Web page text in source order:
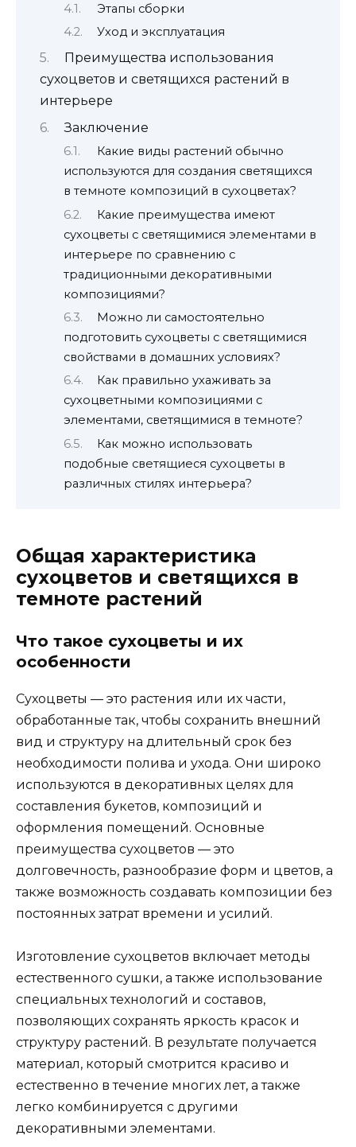
Этапы сборки
Уход и эксплуатация
Преимущества использования
сухоцветов и светящихся растений в
интерьере
Заключение
Какие виды растений обычно
используются для создания светящихся
в темноте композиций в сухоцветах?
Какие преимущества имеют
сухоцветы с светящимися элементами в
интерьере по сравнению с
традиционными декоративными
композициями?
Можно ли самостоятельно
подготовить сухоцветы с светящимися
свойствами в домашних условиях?
Как правильно ухаживать за
сухоцветными композициями с
элементами, светящимися в темноте?
Как можно использовать
подобные светящиеся сухоцветы в
различных стилях интерьера?
Общая характеристика
сухоцветов и светящихся в
темноте растений
Что такое сухоцветы и их
особенности
Сухоцветы — это растения или их части,
обработанные так, чтобы сохранить внешний
вид и структуру на длительный срок без
необходимости полива и ухода. Они широко
используются в декоративных целях для
составления букетов, композиций и
оформления помещений. Основные
преимущества сухоцветов — это
долговечность, разнообразие форм и цветов, а
также возможность создавать композиции без
постоянных затрат времени и усилий.
Изготовление сухоцветов включает методы
естественного сушки, а также использование
специальных технологий и составов,
позволяющих сохранять яркость красок и
структуру растений. В результате получается
материал, который смотрится красиво и
естественно в течение многих лет, а также
легко комбинируется с другими
декоративными элементами.